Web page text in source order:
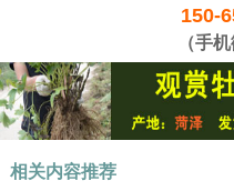
150-
（手
相关内容推荐